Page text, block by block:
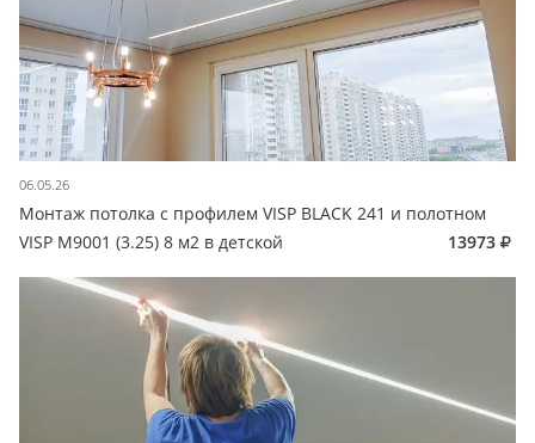
06.05.26
Монтаж потолка с профилем VISP BLACK 241 и полотном
VISP M9001 (3.25) 8 м2 в детской
13973